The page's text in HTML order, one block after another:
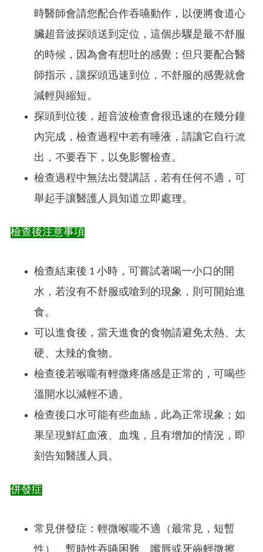
時醫師會請您配合作吞嚥動作，以便將食道心
臟超音波探頭送到定位，這個步驟是最不舒服
的時候，因為會有想吐的感覺；但只要配合醫
師指示，讓探頭迅速到位，不舒服的感覺就會
減輕與縮短。
探頭到位後，超音波檢查會很迅速的在幾分鐘
內完成，檢查過程中若有唾液，請讓它自行流
出，不要吞下，以免影響檢查。
檢查過程中無法出聲講話，若有任何不適，可
舉起手讓醫護人員知道立即處理。
檢查後注意事項
檢查結束後 1 小時，可嘗試著喝一小口的開
水，若沒有不舒服或嗆到的現象，則可開始進
食。
可以進食後，當天進食的食物請避免太熱、太
硬、太辣的食物。
檢查後若喉嚨有輕微疼痛感是正常的，可喝些
溫開水以減輕不適。
檢查後口水可能有些血絲，此為正常現象；如
果呈現鮮紅血液、血塊，且有增加的情況，即
刻告知醫護人員。
併發症
常見併發症：輕微喉嚨不適（最常見，短暫